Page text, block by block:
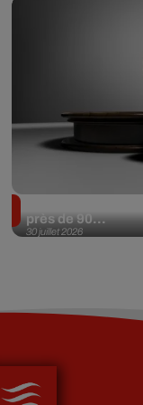
30 juillet 2026
près de 90...